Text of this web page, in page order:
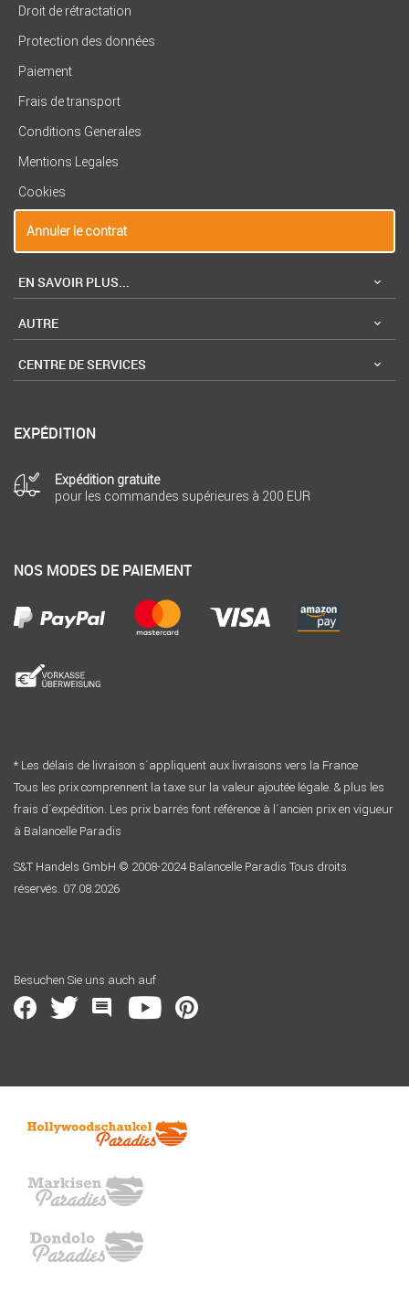
Droit de rétractation
Protection des données
Paiement
Frais de transport
Conditions Generales
Mentions Legales
Cookies
Annuler le contrat
EN SAVOIR PLUS...
AUTRE
CENTRE DE SERVICES
EXPÉDITION
Expédition gratuite
pour les commandes supérieures à 200 EUR
NOS MODES DE PAIEMENT
* Les délais de livraison s´appliquent aux livraisons vers la France
Tous les prix comprennent la taxe sur la valeur ajoutée légale. & plus les
frais d´expédition. Les prix barrés font référence à l´ancien prix en vigueur
à Balancelle Paradis
S&T Handels GmbH © 2008-2024 Balancelle Paradis Tous droits
réservés. 07.08.2026
Besuchen Sie uns auch auf